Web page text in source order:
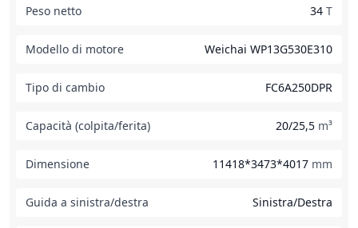
Peso netto 34 T
Modello di motore Weichai WP13G530E310
Tipo di cambio FC6A250DPR
Capacità (colpita/ferita) 20/25,5 m³
Dimensione 11418*3473*4017 mm
Guida a sinistra/destra Sinistra/Destra